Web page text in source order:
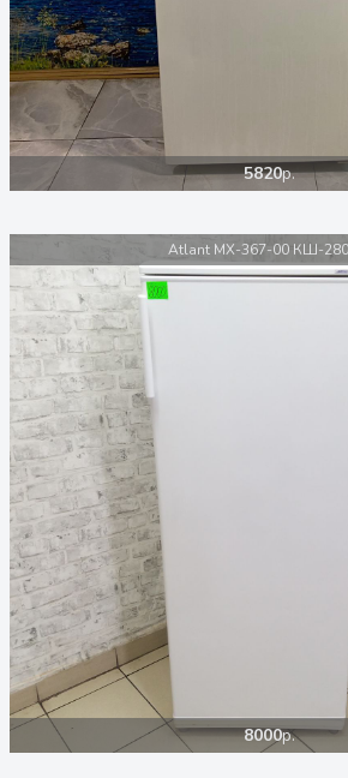
5820р.
Atlant MX-367-00 КШ-
8000р.